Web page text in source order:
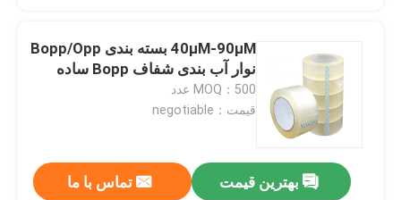
40μM-90μM بسته بندی Bopp/Opp
نوار آب بندی شفاف Bopp ساده
MOQ：500 عدد
قیمت：negotiable
بهترین قیمت تماس با ما